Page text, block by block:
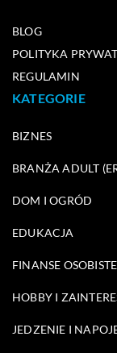
BLOG
POLITYKA
REGULAMIN
KATEGORIE
BIZNES
BRANŻA ADULT
DOM I OGRÓD
EDUKACJA
FINANSE OSOBISTE
HOBBY I
JEDZENIE I